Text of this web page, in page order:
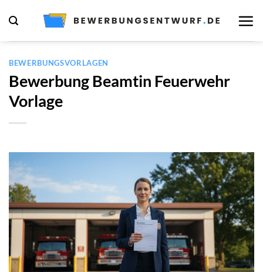
Inhalt
springen
BEWERBUNGSVORLAGEN
Bewerbung Beamtin Feuerwehr
Vorlage